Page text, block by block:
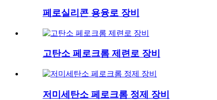
페로실리콘 용융로 장비
고탄소 페로크롬 제련로 장비
저미세탄소 페로크롬 정제 장비